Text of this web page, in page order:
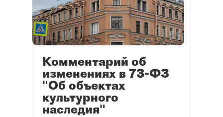
Комментарий об
изменениях в 73-ФЗ
"Об объектах
культурного
наследия"